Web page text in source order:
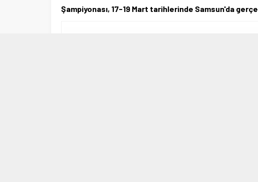
Şampiyonası, 17-19 Mart tarihlerinde Samsun'da